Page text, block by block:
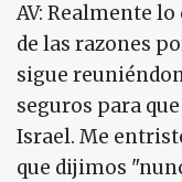
AV: Realmente
de las razones
sigue
seguros para
Israel. Me
que dijimos